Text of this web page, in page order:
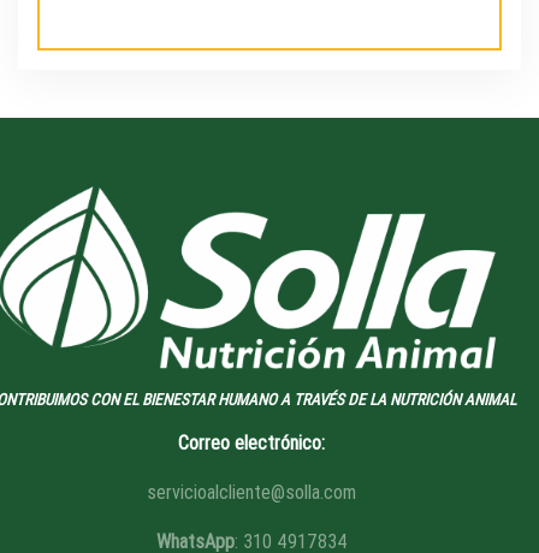
CON EL BIENESTAR HUMANO A TRAVÉS DE LA NUTRICIÓN ANIMAL
Correo electrónico:
servicioalcliente@solla.com
WhatsApp: 310 4917834